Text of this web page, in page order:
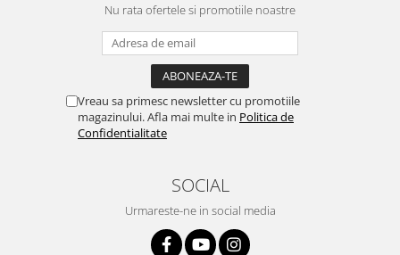
Nu rata ofertele si promotiile noastre
Vreau sa primesc newsletter cu promotiile
magazinului. Afla mai multe in Politica de
Confidentialitate
SOCIAL
Urmareste-ne in social media